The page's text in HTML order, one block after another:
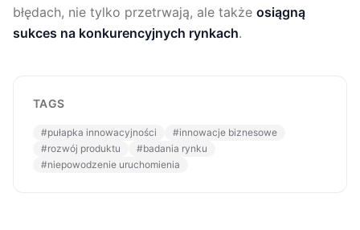
błędach, nie tylko przetrwają, ale także osiągną
sukces na konkurencyjnych rynkach.
TAGS
#pułapka innowacyjności #innowacje biznesowe
#rozwój produktu #badania rynku
#niepowodzenie uruchomienia